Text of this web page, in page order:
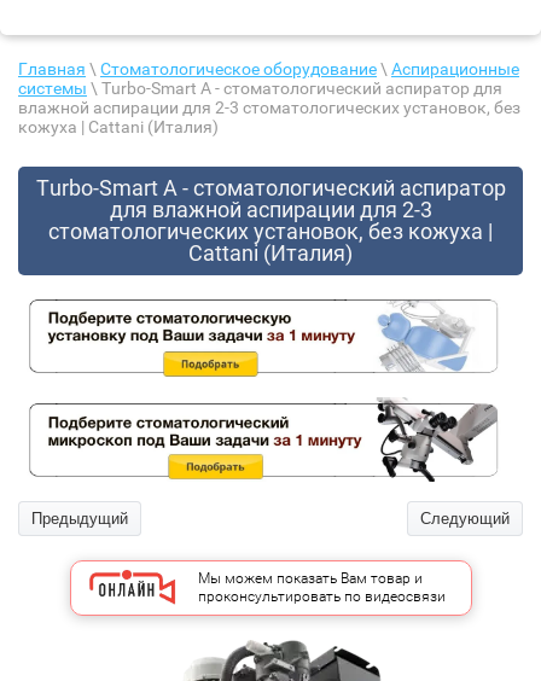
Главная \ Стоматологическое оборудование\ Аспирационные
системы \ Turbo-Smart A - стоматологический аспиратор для
влажной аспирации для 2-3 стоматологических установок, без
кожуха | Cattani (Италия)
Turbo-Smart A - стоматологический аспиратор
для влажной аспирации для 2-3
стоматологических установок, без кожуха |
Cattani (Италия)
Предыдущий Следующий
Мы можем показать Вам товар и
проконсультировать по видеосвязи